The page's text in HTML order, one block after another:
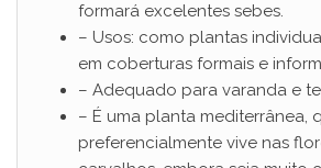
formará excelentes sebes.
– Usos: como plantas
em coberturas formais e
– Adequado para varanda e
– É uma planta mediterrânea,
preferencialmente vive nas